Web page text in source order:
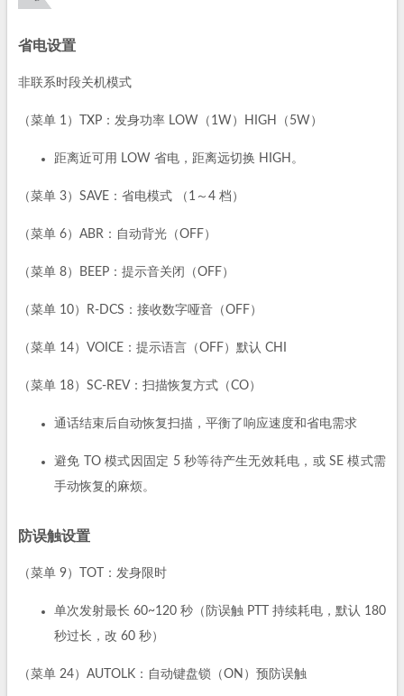
省电设置
非联系时段关机模式
（菜单 1）TXP：发身功率 LOW（1W）HIGH（5W）
距离近可用 LOW 省电，距离远切换 HIGH。
（菜单 3）SAVE：省电模式 （1～4 档）
（菜单 6）ABR：自动背光（OFF）
（菜单 8）BEEP：提示音关闭（OFF）
（菜单 10）R-DCS：接收数字哑音（OFF）
（菜单 14）VOICE：提示语言（OFF）默认 CHI
（菜单 18）SC-REV：扫描恢复方式（CO）
通话结束后自动恢复扫描，平衡了响应速度和省电需求
避免 TO 模式因固定 5 秒等待产生无效耗电，或 SE 模式需
手动恢复的麻烦。
防误触设置
（菜单 9）TOT：发身限时
单次发射最长 60~120 秒（防误触 PTT 持续耗电，默认 180
秒过长，改 60 秒）
（菜单 24）AUTOLK：自动键盘锁（ON）预防误触